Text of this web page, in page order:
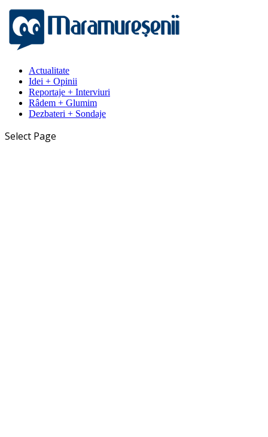
Actualitate
Idei + Opinii
Reportaje + Interviuri
Râdem + Glumim
Dezbateri + Sondaje
Select Page